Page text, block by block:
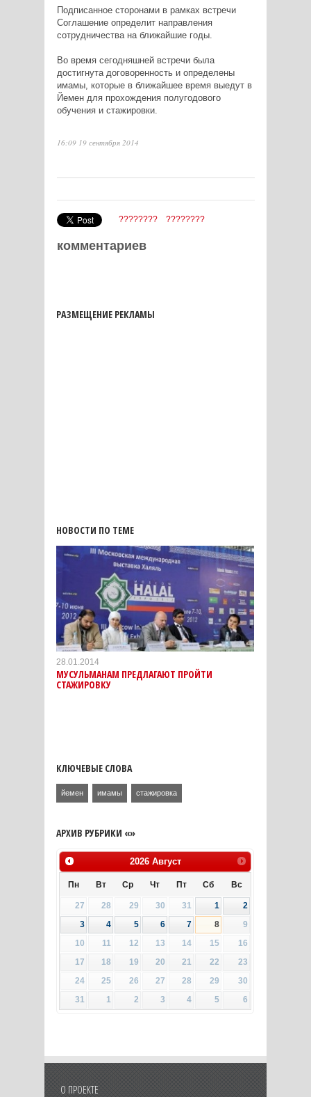
Подписанное сторонами в рамках встречи
Соглашение определит направления
сотрудничества на ближайшие годы.
Во время сегодняшней встречи была
достигнута договоренность и определены
имамы, которые в ближайшее время выедут в
Йемен для прохождения полугодового
обучения и стажировки.
16:09 19 сентября 2014
???????? ????????
комментариев
РАЗМЕЩЕНИЕ РЕКЛАМЫ
НОВОСТИ ПО ТЕМЕ
28.01.2014
МУСУЛЬМАНАМ ПРЕДЛАГАЮТ ПРОЙТИ
СТАЖИРОВКУ
КЛЮЧЕВЫЕ СЛОВА
йемен имамы стажировка
АРХИВ РУБРИКИ «»
2026 Август
Пн Вт Ср Чт Пт Сб Вс
27 28 29 30 31 1
2
3
4 5 6 7 8
9
10
11 12 13 14 15
16
17
18 19 20 21 22
23
24
25 26 27 28 29
30
31
1 2 3 4 5 6
О ПРОЕКТЕ